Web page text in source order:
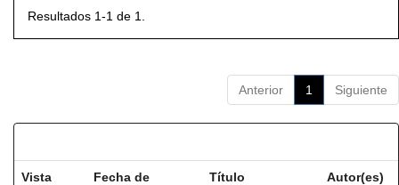
Resultados 1-1 de 1.
Anterior 1 Siguiente
Vista
Fecha de
Título Autor(es)